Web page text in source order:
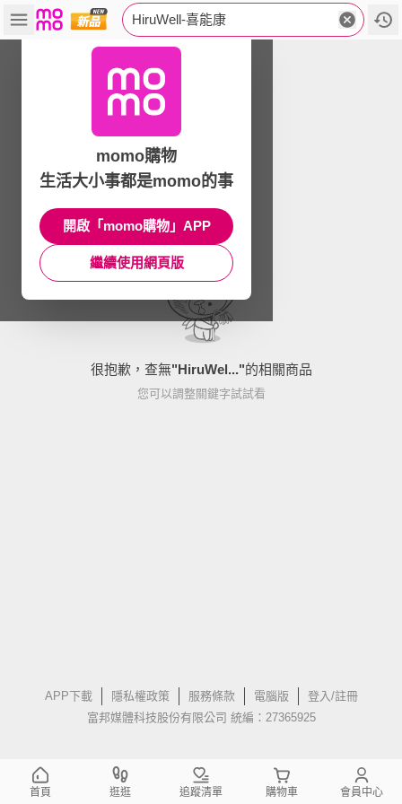
HiruWell-喜能康
很抱歉，查無"HiruWel..."的相關商品
您可以調整關鍵字試試看
APP下載 隱私權政策 服務條款 電腦版
登入/註冊
富邦媒體科技股份有限公司 統編：27365925
momo購物
生活大小事都是momo的事
開啟「momo購物」APP
繼續使用網頁版
首頁 逛逛 追蹤清單 購物車 會員中心